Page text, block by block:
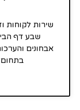
שירות לקוחות
שבע דף
אבחונים
בתחום